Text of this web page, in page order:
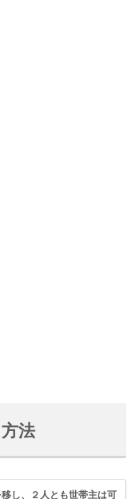
法
し、２人とも世帯主は可